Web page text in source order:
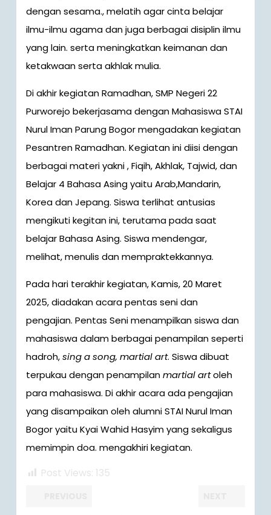
dengan sesama., melatih agar cinta belajar
ilmu-ilmu agama dan juga berbagai disiplin ilmu
yang lain. serta meningkatkan keimanan dan
ketakwaan serta akhlak mulia.
Di akhir kegiatan Ramadhan, SMP Negeri 22
Purworejo bekerjasama dengan Mahasiswa STAI
Nurul Iman Parung Bogor mengadakan kegiatan
Pesantren Ramadhan. Kegiatan ini diisi dengan
berbagai materi yakni , Fiqih, Akhlak, Tajwid, dan
Belajar 4 Bahasa Asing yaitu Arab,Mandarin,
Korea dan Jepang. Siswa terlihat antusias
mengikuti kegitan ini, terutama pada saat
belajar Bahasa Asing. Siswa mendengar,
melihat, menulis dan mempraktekkannya.
Pada hari terakhir kegiatan, Kamis, 20 Maret
2025, diadakan acara pentas seni dan
pengajian. Pentas Seni menampilkan siswa dan
mahasiswa dalam berbagai penampilan seperti
hadroh,sing a song, martial art. Siswa dibuat
terpukau dengan penampilanmartial artoleh
para mahasiswa. Di akhir acara ada pengajian
yang disampaikan oleh alumni STAI Nurul Iman
Bogor yaitu Kyai Wahid Hasyim yang sekaligus
memimpin doa. mengakhiri kegiatan.
Post Views: 135